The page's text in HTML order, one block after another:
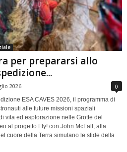
per prepararsi allo
2026 0
ESA CAVES 2026, il programma di
alle future missioni spaziali
vita ed esplorazione nelle Grotte del
al progetto Fly! con John McFall, alla
cuore della Terra simulano le sfide della